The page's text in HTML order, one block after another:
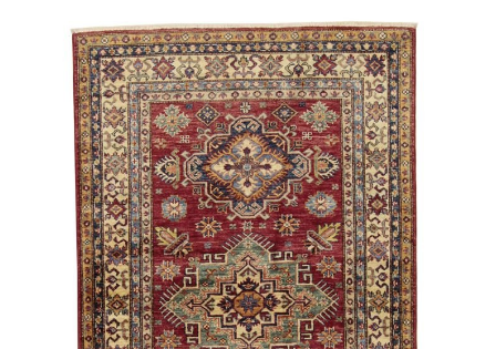
4.070,00€ + HINZUFÜGEN